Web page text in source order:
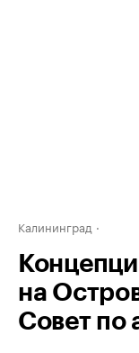
Калининград
на
Совет по